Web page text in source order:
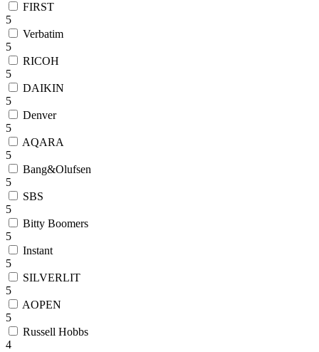
FIRST
5
Verbatim
5
RICOH
5
DAIKIN
5
Denver
5
AQARA
5
Bang&Olufsen
5
SBS
5
Bitty Boomers
5
Instant
5
SILVERLIT
5
AOPEN
5
Russell Hobbs
4